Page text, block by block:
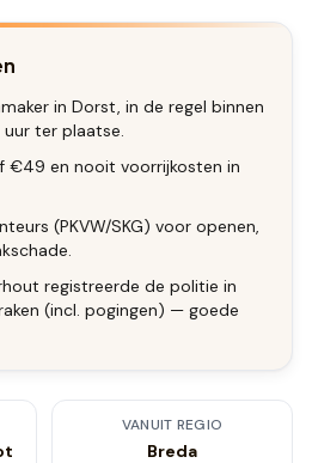
in Dorst, in de regel binnen
ter plaatse.
€49 en nooit voorrijkosten in
(PKVW/SKG) voor openen,
registreerde de politie in
(incl. pogingen) — goede
VANUIT REGIO
Breda